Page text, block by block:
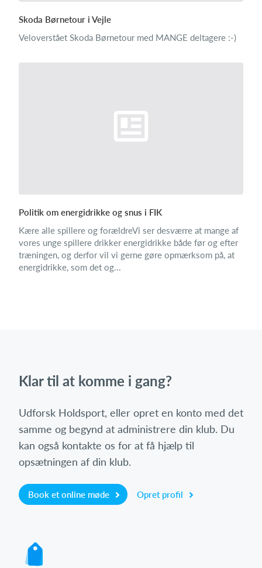
Skoda Børnetour i Vejle
Veloverstået Skoda Børnetour med MANGE deltagere :-)
Politik om energidrikke og snus i FIK
Kære alle spillere og forældreVi ser desværre at mange af
vores unge spillere drikker energidrikke både før og efter
træningen, og derfor vil vi gerne gøre opmærksom på, at
energidrikke, som det og...
Klar til at komme i gang?
Udforsk Holdsport, eller opret en konto med det
samme og begynd at administrere din klub. Du
kan også kontakte os for at få hjælp til
opsætningen af din klub.
Book et online møde Opret profil